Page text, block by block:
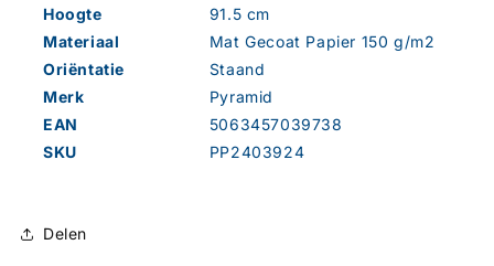
Hoogte
91.5 cm
Materiaal
Mat Gecoat Papier 150 g/m2
Oriëntatie
Staand
Merk
Pyramid
EAN
5063457039738
SKU
PP2403924
Delen